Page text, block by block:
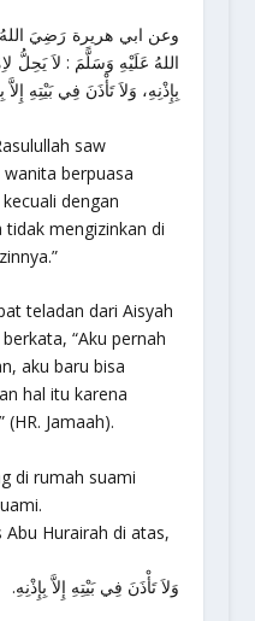
وعن ابي هريرة رَضِيَ
اللهُ عَلَيْهِ وَسَلًّمَ : لاَ يَحِلُّ
بِإِذْنِهِ، وَلاَ تَأْذَنَ فِي بَيْتِهِ إِلاَّ
saw
wanita berpuasa
dengan
tidak mengizinkan di
teladan dari Aisyah
“Aku pernah
aku baru bisa
hal itu karena
Jamaah).
di rumah suami
Hurairah di atas,
وَلاَ تَأْذَنَ فِي بَيْتِهِ إِلاَّ بِإِذْنِهِ.